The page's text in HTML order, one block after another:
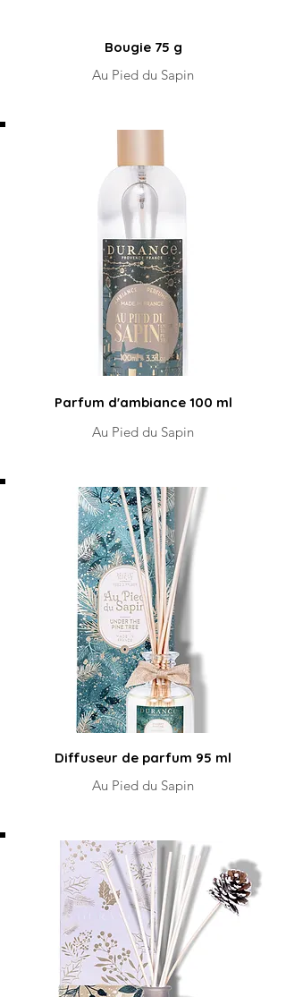
Bougie 75 g
Au Pied du Sapin
Parfum d'ambiance 100 ml
Au Pied du Sapin
Diffuseur de parfum 95 ml
Au Pied du Sapin